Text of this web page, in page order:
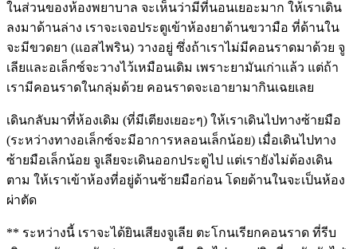
ในส่วนของห้องพยาบาล จะเห็นว่ามีที่นอนเยอะมาก ให้เราเดิน
ลงมาด้านล่าง เราจะเจอประตูเข้าห้องยาด้านขวามือ ที่ด้านใน
จะมีขวดยา (แอสไพริน) วางอยู่ ซึ่งถ้าเราไม่มีคอนราดมาด้วย จู
เลียและอเล็กซ์จะวางไว้เหมือนเดิม เพราะยามันเก่าแล้ว แต่ถ้า
เรามีคอนราดในกลุ่มด้วย คอนราดจะเอายามากินเฉยเลย
เดินกลับมาที่ห้องเดิม (ที่มีเตียงเยอะๆ) ให้เราเดินไปทางซ้ายมือ
(ระหว่างทางอเล็กซ์จะมีอาการหลอนเล็กน้อย) เมื่อเดินไปทาง
ซ้ายมือเล็กน้อย จูเลียจะเดินออกประตูไป แต่เรายังไม่ต้องเดิน
ตาม ให้เราเข้าห้องที่อยู่ด้านซ้ายมือก่อน โดยด้านในจะเป็นห้อง
ผ่าตัด
** ระหว่างนี้ เราจะได้ยินเสียงจูเลีย ตะโกนเรียกคอนราด ที่รีบ